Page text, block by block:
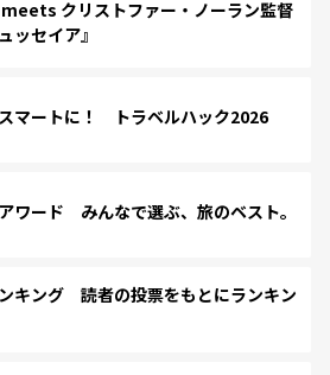
クリストファー・ノーラン監督
ッセイア』
マートに！ トラベルハック2026
ワード みんなで選ぶ、旅のベスト。
キング 読者の投票をもとにランキン